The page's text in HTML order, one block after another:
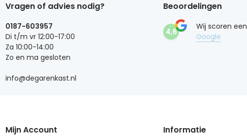
Vragen of advies nodig?
0187-603957
Di t/m vr 12:00-17:00
Za 10:00-14:00
Zo en ma gesloten
info@degarenkast.nl
Beoordelingen
4,6
Wij scoren een
Google
Mijn Account Informatie